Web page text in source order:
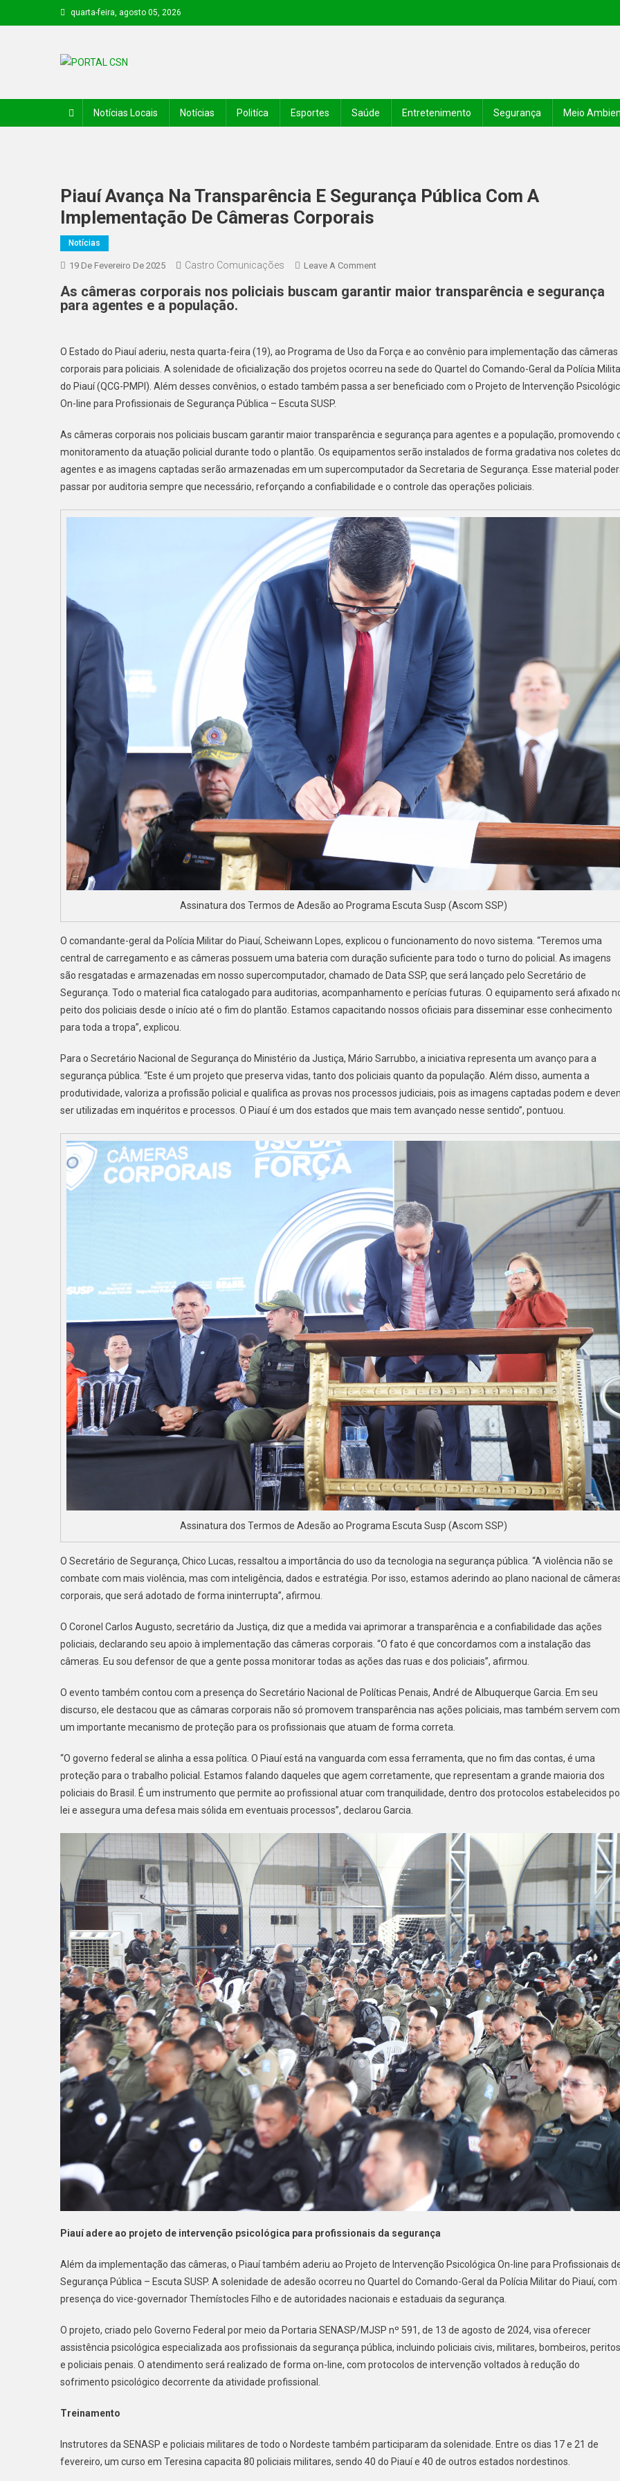
quarta-feira, agosto 05, 2026
Notícias Locais Notícias Politíca Esportes Saúde Entretenimento Segurança Meio
Piauí Avança Na Transparência E Segurança Pública Com A
Implementação De Câmeras Corporais
Notícias
19 De Fevereiro De 2025 Castro Comunicações Leave A Comment
As câmeras corporais nos policiais buscam garantir maior transparência e segurança
para agentes e a população.
O Estado do Piauí aderiu, nesta quarta-feira (19), ao Programa de Uso da Força e ao convênio para implementação das câmeras
corporais para policiais. A solenidade de oficialização dos projetos ocorreu na sede do Quartel do Comando-Geral da Polícia
do Piauí (QCG-PMPI). Além desses convênios, o estado também passa a ser beneficiado com o Projeto de Intervenção
On-line para Profissionais de Segurança Pública – Escuta SUSP.
As câmeras corporais nos policiais buscam garantir maior transparência e segurança para agentes e a população, promovendo
monitoramento da atuação policial durante todo o plantão. Os equipamentos serão instalados de forma gradativa nos coletes
agentes e as imagens captadas serão armazenadas em um supercomputador da Secretaria de Segurança. Esse material
passar por auditoria sempre que necessário, reforçando a confiabilidade e o controle das operações policiais.
Assinatura dos Termos de Adesão ao Programa Escuta Susp (Ascom SSP)
O comandante-geral da Polícia Militar do Piauí, Scheiwann Lopes, explicou o funcionamento do novo sistema. “Teremos uma
central de carregamento e as câmeras possuem uma bateria com duração suficiente para todo o turno do policial. As imagens
são resgatadas e armazenadas em nosso supercomputador, chamado de Data SSP, que será lançado pelo Secretário de
Segurança. Todo o material fica catalogado para auditorias, acompanhamento e perícias futuras. O equipamento será afixado
peito dos policiais desde o início até o fim do plantão. Estamos capacitando nossos oficiais para disseminar esse conhecimento
para toda a tropa”, explicou.
Para o Secretário Nacional de Segurança do Ministério da Justiça, Mário Sarrubbo, a iniciativa representa um avanço para a
segurança pública. “Este é um projeto que preserva vidas, tanto dos policiais quanto da população. Além disso, aumenta a
produtividade, valoriza a profissão policial e qualifica as provas nos processos judiciais, pois as imagens captadas podem e
ser utilizadas em inquéritos e processos. O Piauí é um dos estados que mais tem avançado nesse sentido”, pontuou.
Assinatura dos Termos de Adesão ao Programa Escuta Susp (Ascom SSP)
O Secretário de Segurança, Chico Lucas, ressaltou a importância do uso da tecnologia na segurança pública. “A violência não se
combate com mais violência, mas com inteligência, dados e estratégia. Por isso, estamos aderindo ao plano nacional de
corporais, que será adotado de forma ininterrupta”, afirmou.
O Coronel Carlos Augusto, secretário da Justiça, diz que a medida vai aprimorar a transparência e a confiabilidade das ações
policiais, declarando seu apoio à implementação das câmeras corporais. “O fato é que concordamos com a instalação das
câmeras. Eu sou defensor de que a gente possa monitorar todas as ações das ruas e dos policiais”, afirmou.
O evento também contou com a presença do Secretário Nacional de Políticas Penais, André de Albuquerque Garcia. Em seu
discurso, ele destacou que as câmaras corporais não só promovem transparência nas ações policiais, mas também servem
um importante mecanismo de proteção para os profissionais que atuam de forma correta.
“O governo federal se alinha a essa política. O Piauí está na vanguarda com essa ferramenta, que no fim das contas, é uma
proteção para o trabalho policial. Estamos falando daqueles que agem corretamente, que representam a grande maioria dos
policiais do Brasil. É um instrumento que permite ao profissional atuar com tranquilidade, dentro dos protocolos estabelecidos
lei e assegura uma defesa mais sólida em eventuais processos”, declarou Garcia.
Piauí adere ao projeto de intervenção psicológica para profissionais da segurança
Além da implementação das câmeras, o Piauí também aderiu ao Projeto de Intervenção Psicológica On-line para Profissionais
Segurança Pública – Escuta SUSP. A solenidade de adesão ocorreu no Quartel do Comando-Geral da Polícia Militar do Piauí, com
presença do vice-governador Themístocles Filho e de autoridades nacionais e estaduais da segurança.
O projeto, criado pelo Governo Federal por meio da Portaria SENASP/MJSP nº 591, de 13 de agosto de 2024, visa oferecer
assistência psicológica especializada aos profissionais da segurança pública, incluindo policiais civis, militares, bombeiros, peritos
e policiais penais. O atendimento será realizado de forma on-line, com protocolos de intervenção voltados à redução do
sofrimento psicológico decorrente da atividade profissional.
Treinamento
Instrutores da SENASP e policiais militares de todo o Nordeste também participaram da solenidade. Entre os dias 17 e 21 de
fevereiro, um curso em Teresina capacita 80 policiais militares, sendo 40 do Piauí e 40 de outros estados nordestinos.